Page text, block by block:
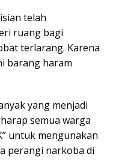
telah
ruang bagi
terlarang. Karena
barang haram
yang menjadi
semua warga
untuk mengunakan
perangi narkoba di